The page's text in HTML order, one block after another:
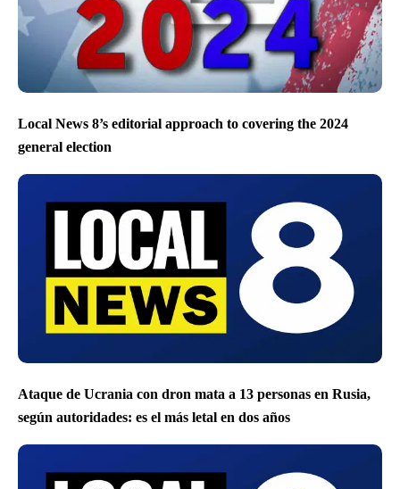
Local News 8’s editorial approach to covering the 2024
general election
Ataque de Ucrania con dron mata a 13 personas en Rusia,
según autoridades: es el más letal en dos años